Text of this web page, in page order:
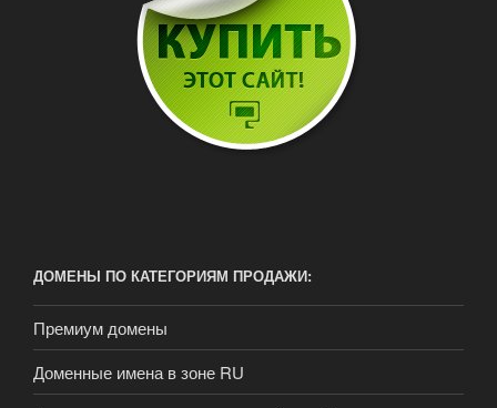
ДОМЕНЫ ПО КАТЕГОРИЯМ ПРОДАЖИ:
Премиум домены
Доменные имена в зоне RU